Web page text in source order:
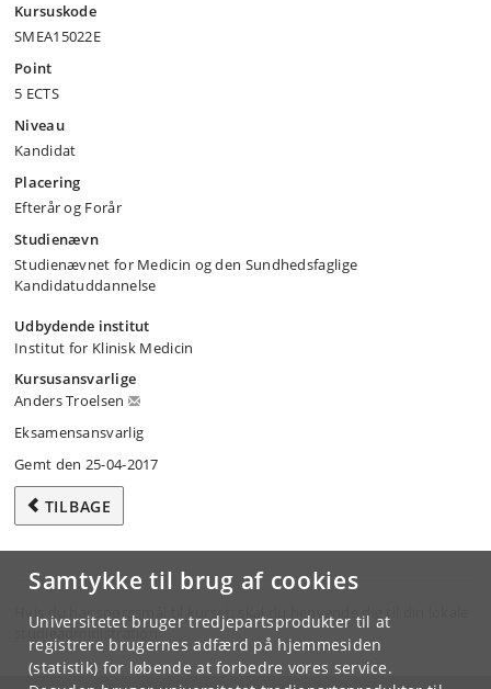
Samtykke til brug af cookies
Universitetet bruger tredjepartsprodukter til at
registrere brugernes adfærd på hjemmesiden
(statistik) for løbende at forbedre vores service.
Kursuskode
SMEA15022E
Point
5 ECTS
Niveau
Kandidat
Placering
Efterår og Forår
Studienævn
Studienævnet for Medicin og den Sundhedsfaglige
Kandidatuddannelse
Udbydende institut
Institut for Klinisk Medicin
Kursusansvarlige
Anders Troelsen
Eksamensansvarlig
Gemt den 25-04-2017
TILBAGE
Hvis du har spørgsmål til kurset, skal du henvende dig til din lokale
studieadministration.